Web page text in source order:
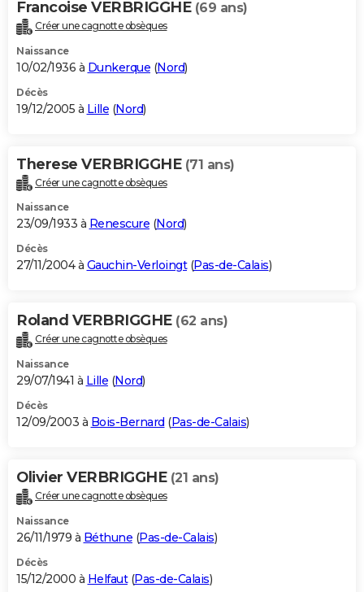
Francoise VERBRIGGHE (69 ans)
Créer une cagnotte obsèques
Naissance
10/02/1936 à Dunkerque (Nord)
Décès
19/12/2005 à Lille (Nord)
Therese VERBRIGGHE (71 ans)
Créer une cagnotte obsèques
Naissance
23/09/1933 à Renescure (Nord)
Décès
27/11/2004 à Gauchin-Verloingt(Pas-de-Calais)
Roland VERBRIGGHE (62 ans)
Créer une cagnotte obsèques
Naissance
29/07/1941 à Lille (Nord)
Décès
12/09/2003 à Bois-Bernard (Pas-de-Calais)
Olivier VERBRIGGHE (21 ans)
Créer une cagnotte obsèques
Naissance
26/11/1979 à Béthune (Pas-de-Calais)
Décès
15/12/2000 à Helfaut(Pas-de-Calais)